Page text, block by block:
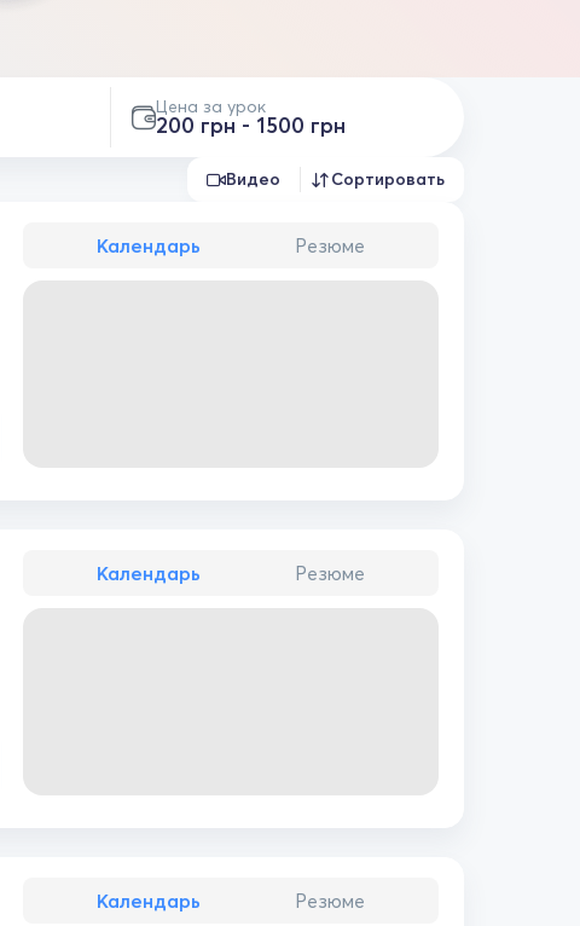
Цена за урок
200 грн - 1500 грн
Видео Сортировать
Календарь Резюме
Календарь Резюме
Календарь Резюме